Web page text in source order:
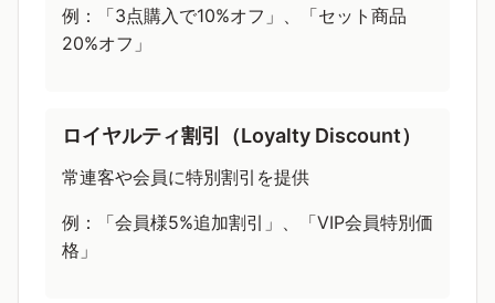
例：「3点購入で10%オフ」、「セット商品
20%オフ」
ロイヤルティ割引（Loyalty Discount）
常連客や会員に特別割引を提供
例：「会員様5%追加割引」、「VIP会員特別価
格」